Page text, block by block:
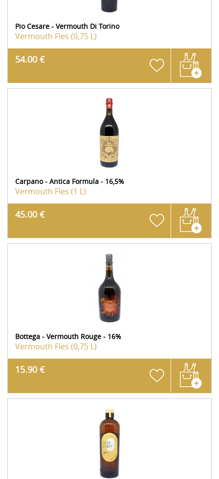
Pio Cesare - Vermouth Di Torino
Vermouth Fles (0,75 L)
54.00 €
Carpano - Antica Formula - 16,5%
Vermouth Fles (1 L)
45.00 €
Bottega - Vermouth Rouge - 16%
Vermouth Fles (0,75 L)
15.90 €